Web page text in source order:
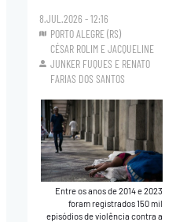
8.JUL.2026 - 12:16
PORTO ALEGRE (RS)
CÉSAR ROLIM EJACQUELINE
JUNKER FUQUES E RENATO
FARIAS DOS SANTOS
Entre os anos de 2014 e 2023
foram registrados 150 mil
episódios de violência contra a